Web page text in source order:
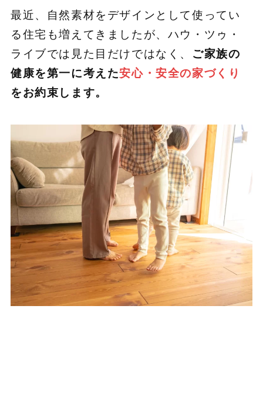
最近、自然素材をデザインとして使ってい
る住宅も増えてきましたが、ハウ・ツゥ・
ライブでは見た目だけではなく、 ご家族の
健康を第一に考えた安心・安全の家づくり
をお約束します。